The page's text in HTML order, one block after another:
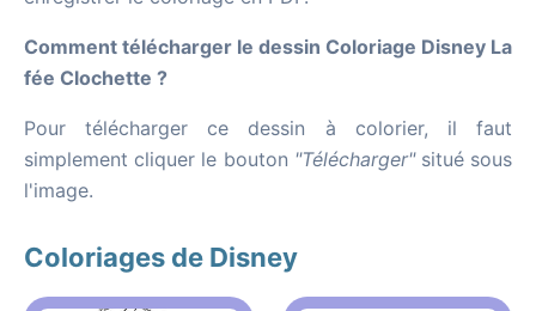
Comment télécharger le dessin Coloriage Disney La
fée Clochette ?
Pour télécharger ce dessin à colorier, il faut
simplement cliquer le bouton "Télécharger"situé sous
l'image.
Coloriages de Disney